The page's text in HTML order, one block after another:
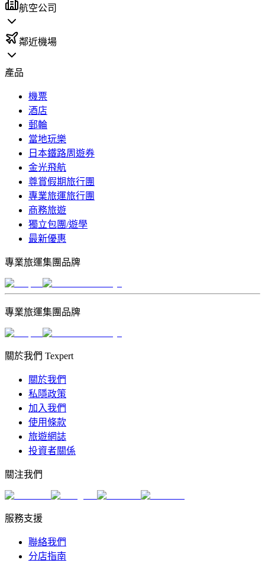
航空公司
鄰近機場
產品
機票
酒店
郵輪
當地玩樂
日本鐵路周遊券
金光飛航
尊賞假期旅行團
專業旅運旅行團
商務旅遊
獨立包團/遊學
最新優惠
專業旅運集團品牌
專業旅運集團品牌
關於我們 Texpert
關於我們
私隱政策
加入我們
使用條款
旅遊網誌
投資者關係
關注我們
服務支援
聯絡我們
分店指南